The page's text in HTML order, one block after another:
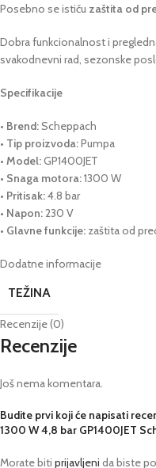
Posebno se ističu zaštita od
Dobra funkcionalnost i
svakodnevni rad, sezonske
Specifikacije
• Brend:Scheppach
• Tip proizvoda:Pumpa
• Model:GP1400JET
• Snaga motora:1300 W
• Pritisak:4.8 bar
• Napon:230 V
• Glavne funkcije: zaštita od
Dodatne informacije
TEŽINA
Recenzije (0)
Recenzije
Još nema komentara.
Budite prvi koji će napisati
1300 W 4,8 bar GP1400JET
Morate biti prijavljeni da biste